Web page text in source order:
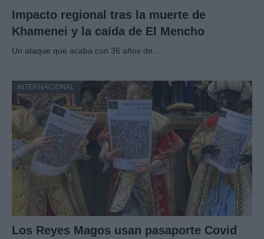
Impacto regional tras la muerte de
Khamenei y la caída de El Mencho
Un ataque que acaba con 36 años de…
INTERNACIONAL
Los Reyes Magos usan pasaporte Covid